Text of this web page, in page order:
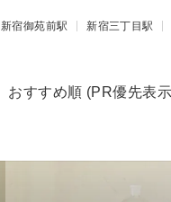
新宿御苑前駅 新宿三丁目駅
おすすめ順 (PR優先表